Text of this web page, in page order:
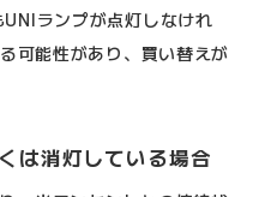
ランプが点灯しなけれ
可能性があり、買い替えが
は消灯している場合